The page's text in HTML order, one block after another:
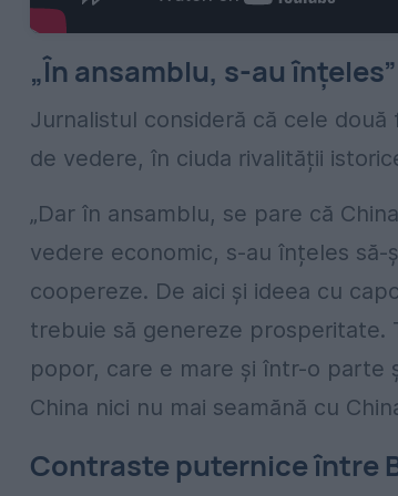
„În ansamblu, s-au înțeles”
Jurnalistul consideră că cele
de vedere, în ciuda rivalității
„Dar în ansamblu, se pare că
vedere economic, s-au înțeles
coopereze. De aici și ideea cu
trebuie să genereze
popor, care e mare și într-o parte
China nici nu mai seamănă cu
Contraste puternice între